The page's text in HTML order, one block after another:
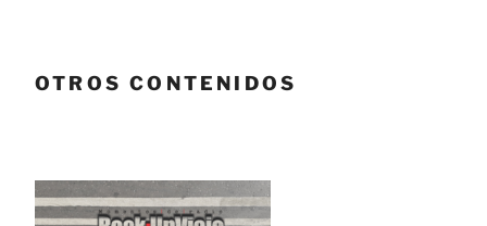
OTROS CONTENIDOS